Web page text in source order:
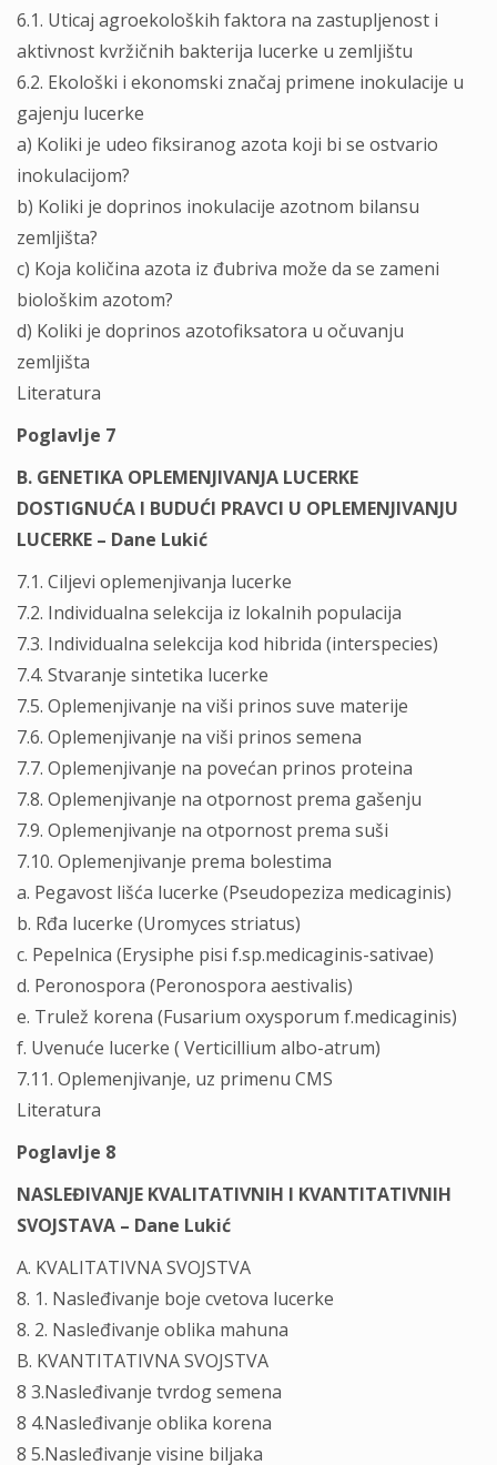
6.1. Uticaj agroekoloških faktora na zastupljenost i
aktivnost kvržičnih bakterija lucerke u zemljištu
6.2. Ekološki i ekonomski značaj primene inokulacije u
gajenju lucerke
a) Koliki je udeo fiksiranog azota koji bi se ostvario
inokulacijom?
b) Koliki je doprinos inokulacije azotnom bilansu
zemljišta?
c) Koja količina azota iz đubriva može da se zameni
biološkim azotom?
d) Koliki je doprinos azotofiksatora u očuvanju
zemljišta
Literatura
Poglavlje 7
B. GENETIKA OPLEMENJIVANJA LUCERKE
DOSTIGNUĆA I BUDUĆI PRAVCI U OPLEMENJIVANJU
LUCERKE – Dane Lukić
7.1. Ciljevi oplemenjivanja lucerke
7.2. Individualna selekcija iz lokalnih populacija
7.3. Individualna selekcija kod hibrida (interspecies)
7.4. Stvaranje sintetika lucerke
7.5. Oplemenjivanje na viši prinos suve materije
7.6. Oplemenjivanje na viši prinos semena
7.7. Oplemenjivanje na povećan prinos proteina
7.8. Oplemenjivanje na otpornost prema gašenju
7.9. Oplemenjivanje na otpornost prema suši
7.10. Oplemenjivanje prema bolestima
a. Pegavost lišća lucerke (Pseudopeziza medicaginis)
b. Rđa lucerke (Uromyces striatus)
c. Pepelnica (Erysiphe pisi f.sp.medicaginis-sativae)
d. Peronospora (Peronospora aestivalis)
e. Trulež korena (Fusarium oxysporum f.medicaginis)
f. Uvenuće lucerke ( Verticillium albo-atrum)
7.11. Oplemenjivanje, uz primenu CMS
Literatura
Poglavlje 8
NASLEĐIVANJE KVALITATIVNIH I KVANTITATIVNIH
SVOJSTAVA – Dane Lukić
A. KVALITATIVNA SVOJSTVA
8. 1. Nasleđivanje boje cvetova lucerke
8. 2. Nasleđivanje oblika mahuna
B. KVANTITATIVNA SVOJSTVA
8 3.Nasleđivanje tvrdog semena
8 4.Nasleđivanje oblika korena
8 5.Nasleđivanje visine biljaka